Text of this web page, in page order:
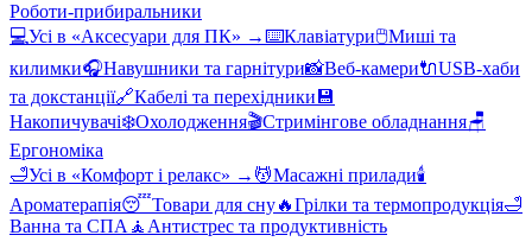
Роботи-прибиральники
💻Усі в «Аксесуари для ПК» →⌨️Клавіатури🖱️Миші та
килимки🎧Навушники та гарнітури📸Веб-камери🔌USB-хаби
та докстанції🔗Кабелі та перехідники 💾
Накопичувачі❄️Охолодження🎬Стримінгове обладнання🪑
Ергономіка
🛁Усі в «Комфорт і релакс» → 💆Масажні прилади🕯️
Ароматерапія😴Товари для сну🔥Грілки та термопродукція🛁
Ванна та СПА 🧘 Антистрес та продуктивність